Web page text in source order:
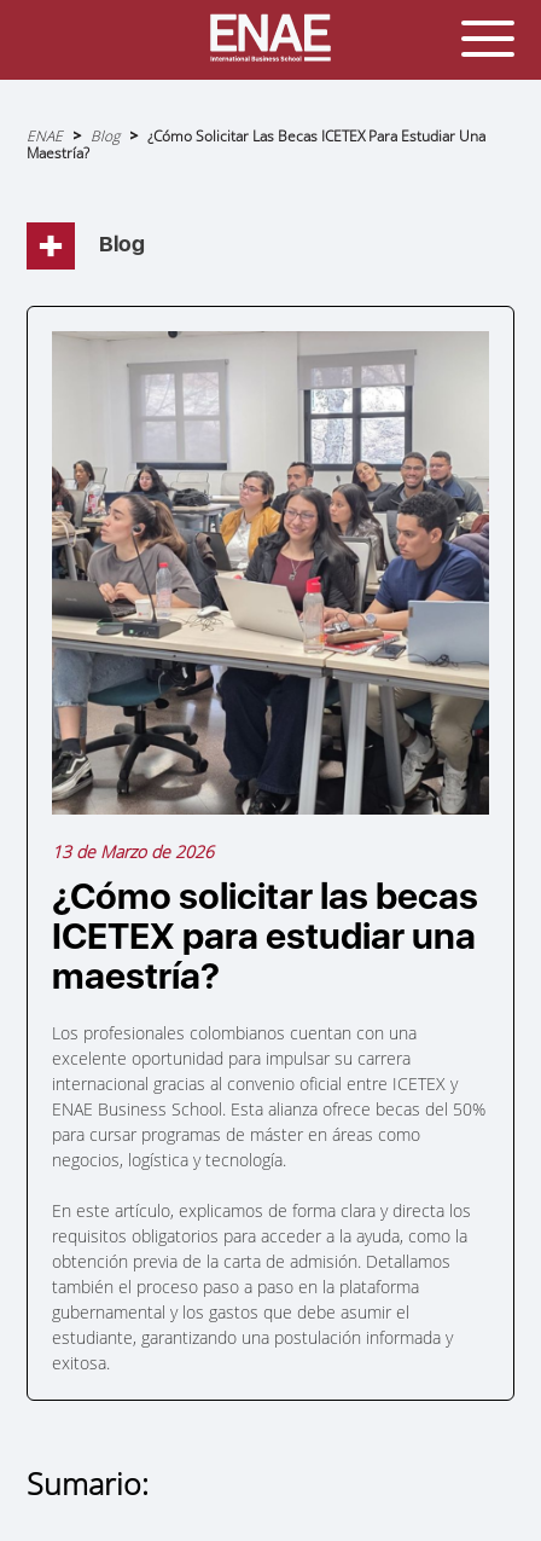
Sobrescribir
enlaces
de
navegación
ENAE Blog
¿Cómo Solicitar Las Becas ICETEX Para Estudiar Una
Maestría?
Blog
13 de Marzo de 2026
¿Cómo solicitar las becas
ICETEX para estudiar una
maestría?
Los profesionales colombianos cuentan con una
excelente oportunidad para impulsar su carrera
internacional gracias al convenio oficial entre ICETEX y
ENAE Business School. Esta alianza ofrece becas del 50%
para cursar programas de máster en áreas como
negocios, logística y tecnología.
En este artículo, explicamos de forma clara y directa los
requisitos obligatorios para acceder a la ayuda, como la
obtención previa de la carta de admisión. Detallamos
también el proceso paso a paso en la plataforma
gubernamental y los gastos que debe asumir el
estudiante, garantizando una postulación informada y
exitosa.
Sumario: